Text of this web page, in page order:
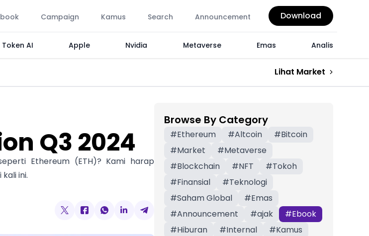
Campaign Kamus Search Announcement Download
Token AI Apple Nvidia Metaverse Emas Analis
Lihat Market
Q3 2024
Ethereum (ETH)? Kami harap
ini.
Browse By Category
#Ethereum #Altcoin #Bitcoin
#Market #Metaverse
#Blockchain #NFT #Tokoh
#Finansial #Teknologi
#Saham Global #Emas
#Announcement #ajak #Ebook
#Hiburan #Internal #Kamus